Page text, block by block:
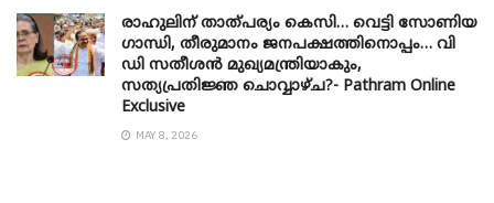
രാഹുലിന് താത്പര്യം കെസി… വെട്ടി സോണിയ
​ഗാന്ധി, തീരുമാനം ജനപക്ഷത്തിനൊപ്പം… വി
ഡി സതീശൻ മുഖ്യമന്ത്രിയാകും,
സത്യപ്രതിജ്ഞ ചൊവ്വാഴ്ച?- Pathram Online
Exclusive
MAY 8, 2026